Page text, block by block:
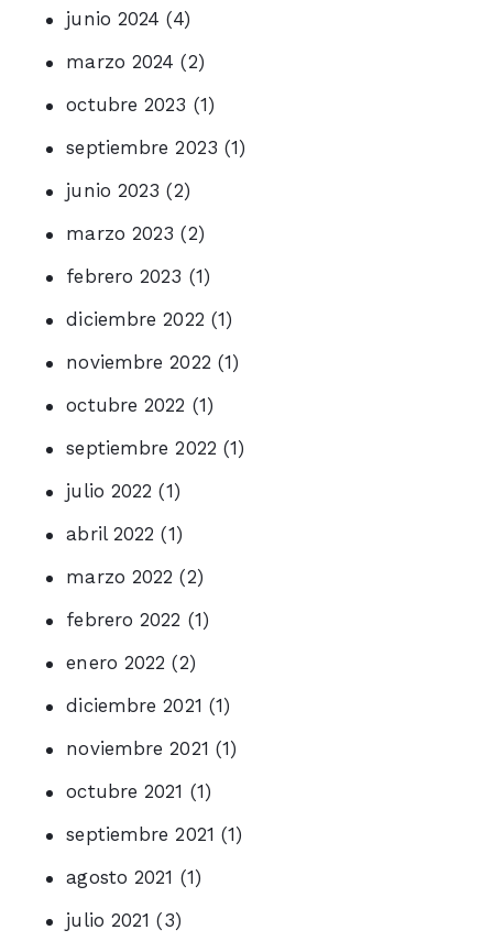
junio 2024 (4)
marzo 2024 (2)
octubre 2023 (1)
septiembre 2023 (1)
junio 2023 (2)
marzo 2023 (2)
febrero 2023 (1)
diciembre 2022 (1)
noviembre 2022 (1)
octubre 2022 (1)
septiembre 2022 (1)
julio 2022 (1)
abril 2022 (1)
marzo 2022 (2)
febrero 2022 (1)
enero 2022 (2)
diciembre 2021 (1)
noviembre 2021 (1)
octubre 2021 (1)
septiembre 2021 (1)
agosto 2021 (1)
julio 2021 (3)